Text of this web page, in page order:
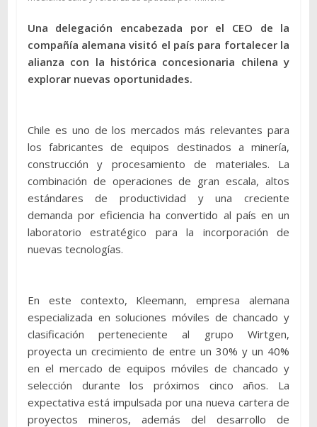
Una delegación encabezada por el CEO de la
compañía alemana visitó el país para fortalecer la
alianza con la histórica concesionaria chilena y
explorar nuevas oportunidades.
Chile es uno de los mercados más relevantes para
los fabricantes de equipos destinados a minería,
construcción y procesamiento de materiales. La
combinación de operaciones de gran escala, altos
estándares de productividad y una creciente
demanda por eficiencia ha convertido al país en un
laboratorio estratégico para la incorporación de
nuevas tecnologías.
En este contexto, Kleemann, empresa alemana
especializada en soluciones móviles de chancado y
clasificación perteneciente al grupo Wirtgen,
proyecta un crecimiento de entre un 30% y un 40%
en el mercado de equipos móviles de chancado y
selección durante los próximos cinco años. La
expectativa está impulsada por una nueva cartera de
proyectos mineros, además del desarrollo de